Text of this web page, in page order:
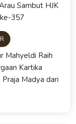
Sambut HJK
357
Mahyeldi Raih
Kartika
Praja Madya dari